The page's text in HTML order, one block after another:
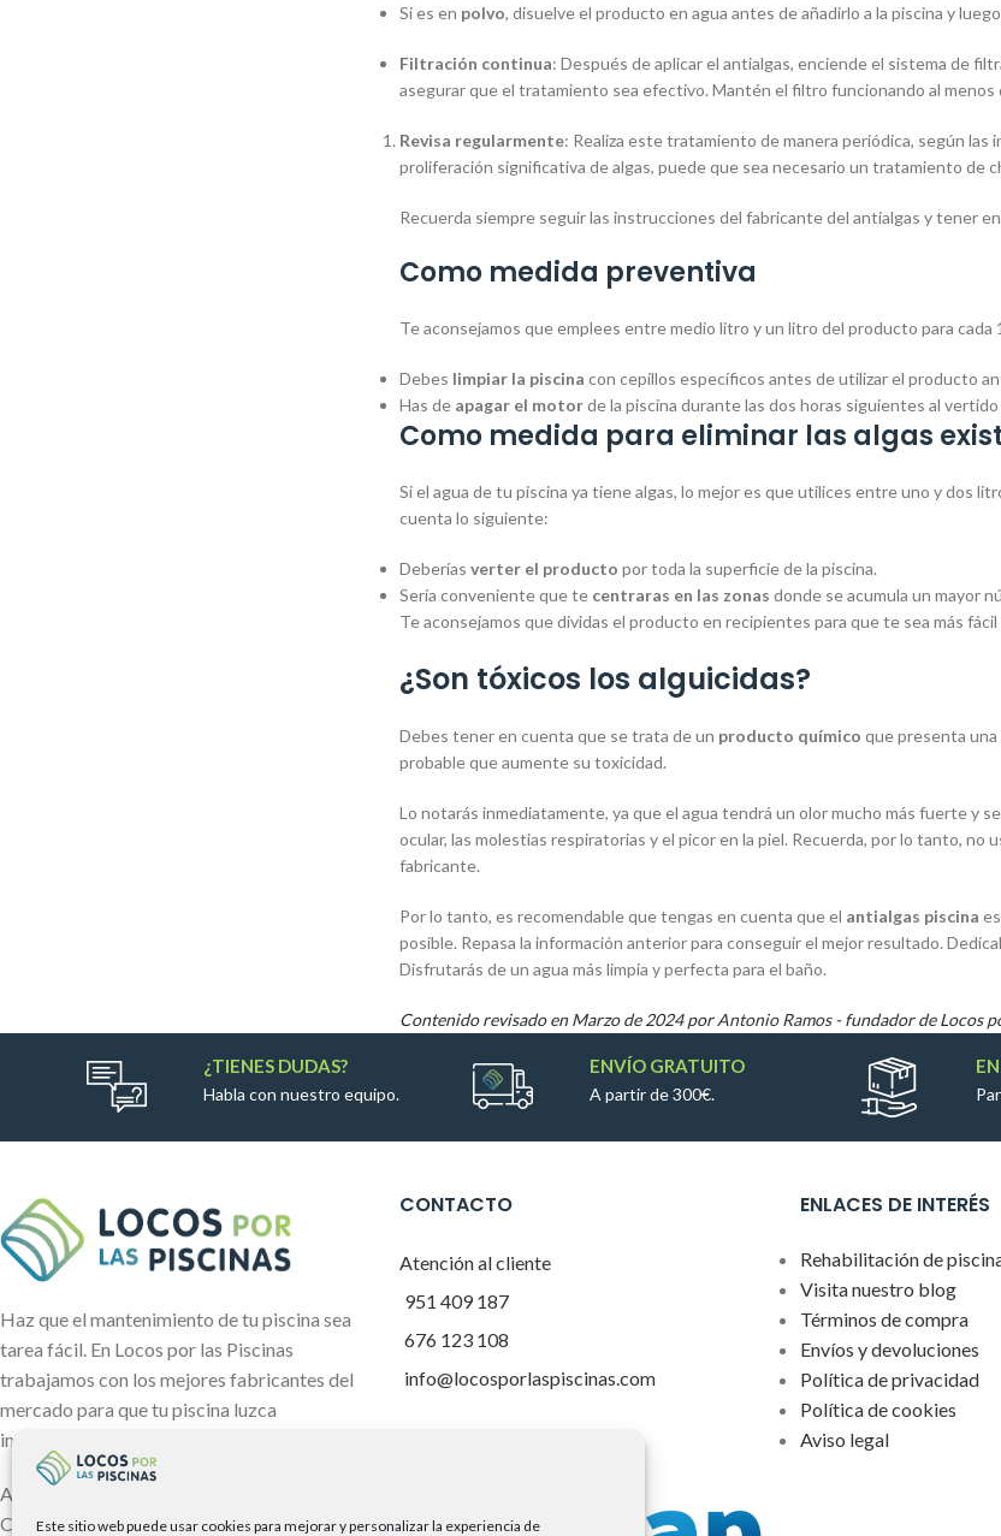
Este sitio web puede usar cookies para mejorar y personalizar la experiencia de
Si es en polvo, disuelve el producto en agua antes de añadirlo a la piscina y
Filtración continua: Después de aplicar el antialgas, enciende el sistema de
asegurar que el tratamiento sea efectivo. Mantén el filtro funcionando al menos
Revisa regularmente: Realiza este tratamiento de manera periódica, según
proliferación significativa de algas, puede que sea necesario un tratamiento de
Recuerda siempre seguir las instrucciones del fabricante del antialgas y tener
Como medida preventiva
Te aconsejamos que emplees entre medio litro y un litro del producto para
Debes limpiar la piscina con cepillos específicos antes de utilizar el producto
Has de apagar el motorde la piscina durante las dos horas siguientes al
Como medida para eliminar las algas
Si el agua de tu piscina ya tiene algas, lo mejor es que utilices entre uno y dos
cuenta lo siguiente:
Deberíasverter el productopor toda la superficie de la piscina.
Sería conveniente que te centraras en las zonasdonde se acumula un mayor
Te aconsejamos que dividas el producto en recipientes para que te sea más
¿Son tóxicos los alguicidas?
Debes tener en cuenta que se trata de un producto químicoque presenta
probable que aumente su toxicidad.
Lo notarás inmediatamente, ya que el agua tendrá un olor mucho más fuerte y
ocular, las molestias respiratorias y el picor en la piel. Recuerda, por lo tanto, no
fabricante.
Por lo tanto, es recomendable que tengas en cuenta que el antialgas piscina
posible. Repasa la información anterior para conseguir el mejor resultado.
Disfrutarás de un agua más limpia y perfecta para el baño.
Contenido revisado en Marzo de 2024 porAntonio Ramos- fundador de Locos
¿TIENES DUDAS?
Habla con nuestro equipo.
ENVÍO GRATUITO
A partir de 300€.
Haz que el mantenimiento de tu piscina sea
tarea fácil. En Locos por las Piscinas
trabajamos con los mejores fabricantes del
mercado para que tu piscina luzca
impecable.
ALBORÁN PISCINAS GROUP, S.L.
CIF B01938729.
CONTACTO
Atención al cliente
951 409 187
676 123 108
info@locosporlaspiscinas.com
ENLACES DE INTERÉS
Rehabilitación de
Visita nuestro blog
Términos de compra
Envíos y devoluciones
Política de privacidad
Política de cookies
Aviso legal